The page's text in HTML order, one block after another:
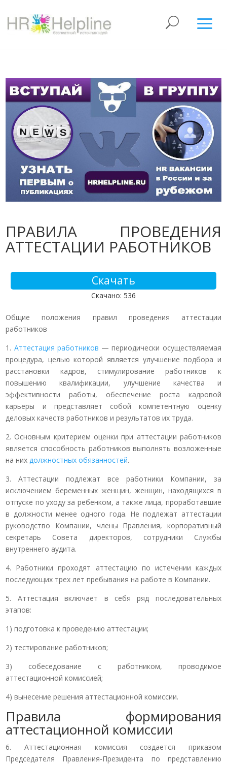
ПРАВИЛА ПРОВЕДЕНИЯ
АТТЕСТАЦИИ РАБОТНИКОВ
Скачать
Скачано: 536
Общие положения правил проведения аттестации
работников
1. Аттестация работников — периодически осуществляемая
процедура, целью которой является улучшение подбора и
расстановки кадров, стимулирование работников к
повышению квалификации, улучшение качества и
эффективности работы, обеспечение роста кадровой
карьеры и представляет собой компетентную оценку
деловых качеств работников и результатов их труда.
2. Основным критерием оценки при аттестации работников
является способность работников выполнять возложенные
на нихдолжностных обязанностей.
3. Аттестации подлежат все работники Компании, за
исключением беременных женщин, женщин, находящихся в
отпуске по уходу за ребенком, а также лица, проработавшие
в должности менее одного года. Не подлежат аттестации
руководство Компании, члены Правления, корпоративный
секретарь Совета директоров, сотрудники Службы
внутреннего аудита.
4. Работники проходят аттестацию по истечении каждых
последующих трех лет пребывания на работе в Компании.
5. Аттестация включает в себя ряд последовательных
этапов:
1) подготовка к проведению аттестации;
2) тестирование работников;
3) собеседование с работником, проводимое
аттестационной комиссией;
4) вынесение решения аттестационной комиссии.
Правила формирования
аттестационной комиссии
6. Аттестационная комиссия создается приказом
Председателя Правления-Президента по представлению